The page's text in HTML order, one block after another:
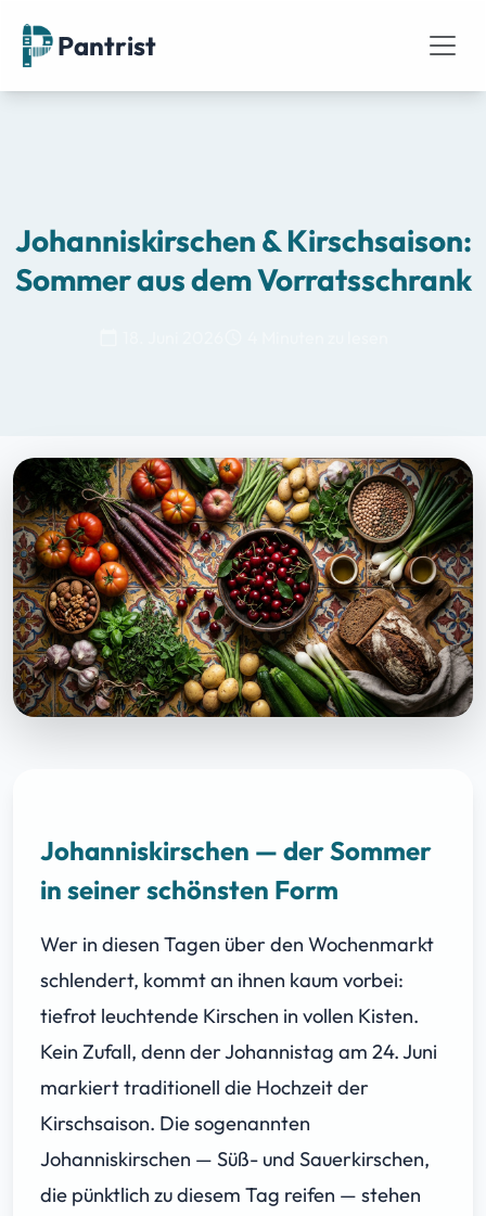
Pantrist
Johanniskirschen & Kirschsaison:
Sommer aus dem Vorratsschrank
Johanniskirschen — der Sommer
in seiner schönsten Form
Wer in diesen Tagen über den Wochenmarkt
schlendert, kommt an ihnen kaum vorbei:
tiefrot leuchtende Kirschen in vollen Kisten.
Kein Zufall, denn der Johannistag am 24. Juni
markiert traditionell die Hochzeit der
Kirschsaison. Die sogenannten
Johanniskirschen — Süß- und Sauerkirschen,
die pünktlich zu diesem Tag reifen — stehen